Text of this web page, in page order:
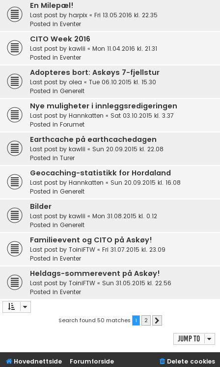
En Milepæl!
Last post by harpix « Fri 13.05.2016 kl. 22.35
Posted in Eventer
CITO Week 2016
Last post by kawlii « Mon 11.04.2016 kl. 21.31
Posted in Eventer
Adopteres bort: Askøys 7-fjellstur
Last post by olea « Tue 06.10.2015 kl. 15.30
Posted in Generelt
Nye muligheter i innleggsredigeringen
Last post by Hannkatten « Sat 03.10.2015 kl. 3.37
Posted in Forumet
Earthcache på earthcachedagen
Last post by kawlii « Sun 20.09.2015 kl. 22.08
Posted in Turer
Geocaching-statistikk for Hordaland
Last post by Hannkatten « Sun 20.09.2015 kl. 16.08
Posted in Generelt
Bilder
Last post by kawlii « Mon 31.08.2015 kl. 0.12
Posted in Generelt
Familieevent og CITO på Askøy!
Last post by ToiniFTW « Fri 31.07.2015 kl. 23.09
Posted in Eventer
Heldags-sommerevent på Askøy!
Last post by ToiniFTW « Sun 31.05.2015 kl. 22.56
Posted in Eventer
Search found 50 matches 1 2
Jump to
Hovednettside Forumforside Delete cookies